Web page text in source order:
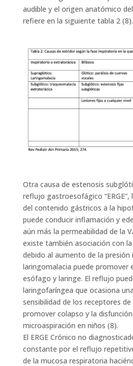
audible y el origen anatómico
refiere en la siguiente tabla 2 (8).
Otra causa de estenosis
reflujo gastroesofágico “ERGE”,
del contenido gástricos a la
puede conducir inflamación y
aún más la permeabilidad de la
existe también asociación con
debido al aumento de la
laringomalacia puede promover
esófago y laringe. El reflujo
laringofaríngea que ocasiona
sensibilidad de los receptores
promover colapso y la
microaspiración en niños (8).
El ERGE Crónico no
constante por el reflujo
de la mucosa respiratoria